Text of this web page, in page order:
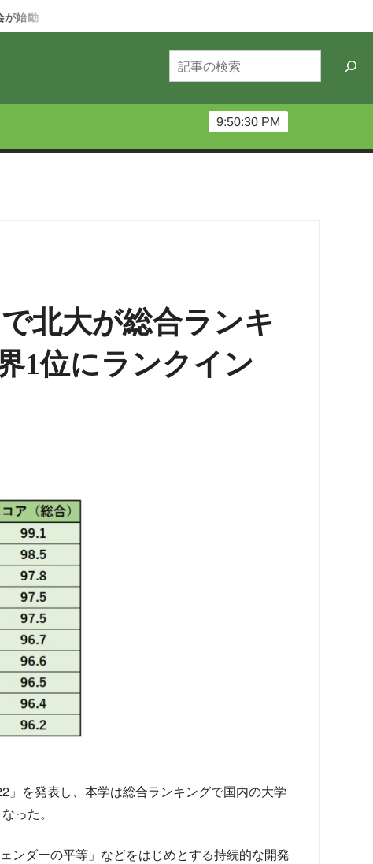
動
検
索
9:50:31 PM
北大が総合ランキ
1位にランクイン
を発表し、本学は総合ランキングで国内の大学
った。
ンダーの平等」などをはじめとする持続的な開発